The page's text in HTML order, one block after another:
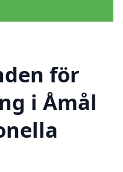
för
i Åmål